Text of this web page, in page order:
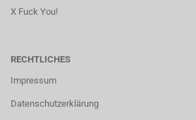
X Fuck You!
RECHTLICHES
Impressum
Datenschutzerklärung